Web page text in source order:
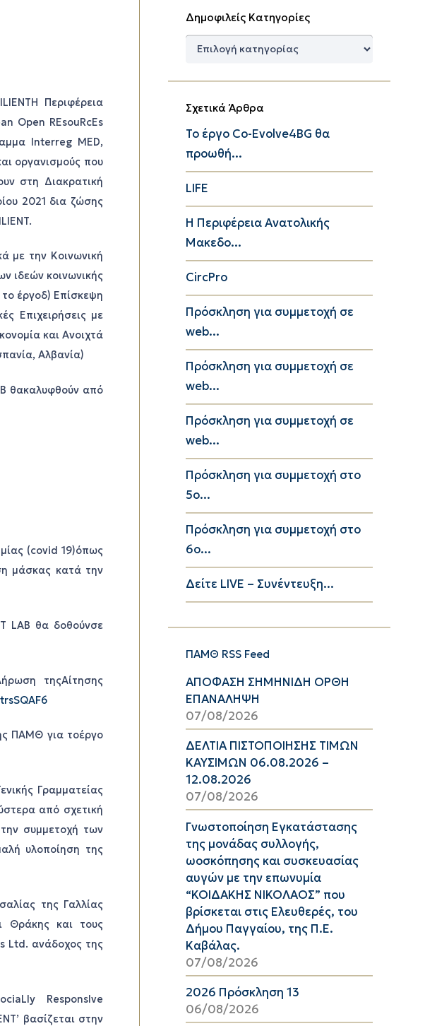
Περιφέρεια
Open REsouRcEs
Interreg MED,
οργανισμούς που
στη Διακρατική
2021 δια ζώσης
με την Κοινωνική
ιδεών κοινωνικής
έργοδ) Επίσκεψη
Επιχειρήσεις με
και Ανοιχτά
Αλβανία)
θακαλυφθούν από
(covid 19)όπως
μάσκας κατά την
LAB θα δοθούνσε
τηςΑίτησης
ΠΑΜΘ για τοέργο
Γραμματείας
από σχετική
συμμετοχή των
υλοποίηση της
της Γαλλίας
Θράκης και τους
Ltd. ανάδοχος της
ResponsIve
βασίζεται στην
Δημοφιλείς Κατηγορίες
Δημοφιλείς
Σχετικά Άρθρα
Το έργο Co-Evolve4BG θα
προωθή...
LIFE
Η Περιφέρεια Ανατολικής
Μακεδο...
CircPro
Πρόσκληση για συμμετοχή σε
web...
Πρόσκληση για συμμετοχή σε
web...
Πρόσκληση για συμμετοχή σε
web...
Πρόσκληση για συμμετοχή στο
5ο...
Πρόσκληση για συμμετοχή στο
6ο...
Δείτε LIVE – Συνέντευξη...
ΠΑΜΘ RSS Feed
ΑΠΟΦΑΣΗ ΣΗΜΗΝΙΔΗ ΟΡΘΗ
ΕΠΑΝΑΛΗΨΗ
07/08/2026
ΔΕΛΤΙΑ ΠΙΣΤΟΠΟΙΗΣΗΣ ΤΙΜΩΝ
ΚΑΥΣΙΜΩΝ 06.08.2026 –
12.08.2026
07/08/2026
Γνωστοποίηση Εγκατάστασης
της μονάδας συλλογής,
ωοσκόπησης και συσκευασίας
αυγών με την επωνυμία
“ΚΟΙΔΑΚΗΣ ΝΙΚΟΛΑΟΣ” που
βρίσκεται στις Ελευθερές, του
Δήμου Παγγαίου, της Π.Ε.
Καβάλας.
07/08/2026
2026 Πρόσκληση 13
06/08/2026